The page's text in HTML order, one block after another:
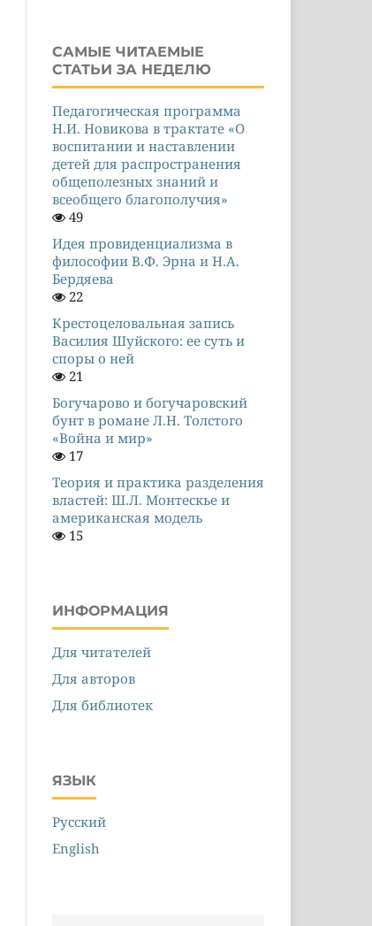
САМЫЕ ЧИТАЕМЫЕ
СТАТЬИ ЗА НЕДЕЛЮ
Педагогическая программа
Н.И. Новикова в трактате «О
воспитании и наставлении
детей для распространения
общеполезных знаний и
всеобщего благополучия»
49
Идея провиденциализма в
философии В.Ф. Эрна и Н.А.
Бердяева
22
Крестоцеловальная запись
Василия Шуйского: ее суть и
споры о ней
21
Богучарово и богучаровский
бунт в романе Л.Н. Толстого
«Война и мир»
17
Теория и практика разделения
властей: Ш.Л. Монтескье и
американская модель
15
ИНФОРМАЦИЯ
Для читателей
Для авторов
Для библиотек
ЯЗЫК
Русский
English